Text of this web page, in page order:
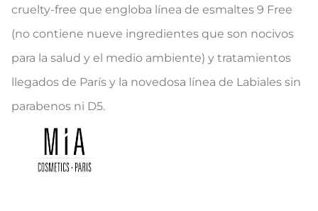
cruelty-free que engloba línea de esmaltes 9 Free
(no contiene nueve ingredientes que son nocivos
para la salud y el medio ambiente) y tratamientos
llegados de París y la novedosa línea de Labiales sin
parabenos ni D5.